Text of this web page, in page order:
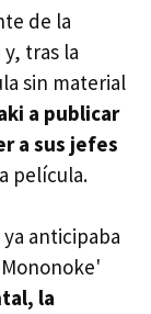
de la
tras la
sin material
a publicar
a sus jefes
película.
anticipaba
la